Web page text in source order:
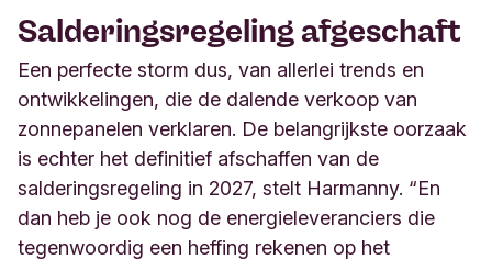
Salderingsregeling afgeschaft
Een perfecte storm dus, van allerlei trends en
ontwikkelingen, die de dalende verkoop van
zonnepanelen verklaren. De belangrijkste oorzaak
is echter het definitief afschaffen van de
salderingsregeling in 2027, stelt Harmanny. “En
dan heb je ook nog de energieleveranciers die
tegenwoordig een heffing rekenen op het